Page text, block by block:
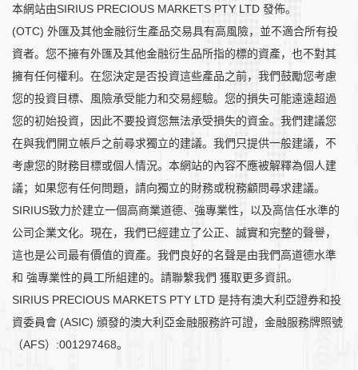
本網站由SIRIUS PRECIOUS MARKETS PTY LTD 發佈。
(OTC) 外匯及其他金融衍生產品交易具有高風險，並不適合所有投
資者。您不擁有外匯及其他金融衍生品所指的標的資產，也不對其
擁有任何權利。在您決定是否投資這些產品之前，我們鼓勵您考慮
您的投資目標、風險承受能力和交易經驗。您的損失可能遠遠超過
您的初始投資，因此不要投資您無法承受損失的資金。我們建議您
在與我們開立帳戶之前尋求獨立的建議。我們只提供一般建議，不
考慮您的財務目標或個人情況。本網站的內容不應被解釋為個人建
議；如果您有任何問題，請向獨立的財務或稅務顧問尋求建議。
SIRIUS致力於建立一個高商業道德、強專業性，以及高信任水準的
公司企業文化。現在，我們已經建立了公正、誠實和完整的聲譽，
這也是公司最有價值的資產。我們良好的名聲是由我們高道德水準
和 強專業性的員工所組建的。請聯繫我們 獲取更多資訊。
SIRIUS PRECIOUS MARKETS PTY LTD 是持有澳大利亞證券和投
資委員會 (ASIC) 頒發的澳大利亞金融服務許可證，金融服務牌照號
（AFS）:001297468。